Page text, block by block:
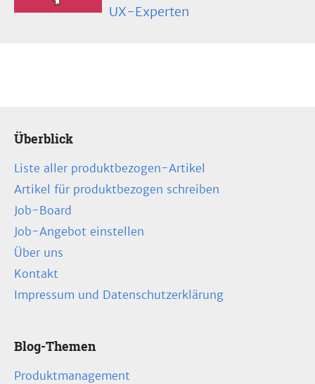
UX-Experten
Überblick
Liste aller produktbezogen-Artikel
Artikel für produktbezogen schreiben
Job-Board
Job-Angebot einstellen
Über uns
Kontakt
Impressum und Datenschutzerklärung
Blog-Themen
Produktmanagement